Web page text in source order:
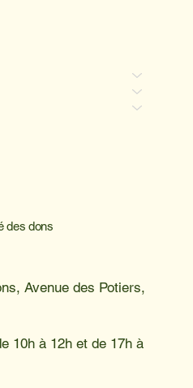
des dons
Avenue des Potiers,
10h à 12h et de 17h à